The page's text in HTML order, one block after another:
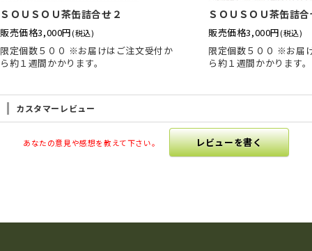
ＳＯＵＳＯＵ茶缶詰合せ２
販売価格3,000円(税込)
限定個数５００ ※お届けはご注文受付か
ら約１週間かかります。
ＳＯＵＳＯＵ茶缶詰
販売価格3,000円(税込)
限定個数５００ ※お届
ら約１週間かかります。
カスタマーレビュー
あなたの意見や感想を教えて下さい。 レビューを書く